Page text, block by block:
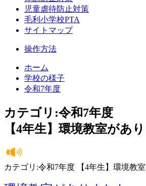
児童虐待防止対策
毛利小学校PTA
サイトマップ
操作方法
ホーム
学校の様子
令和7年度
カテゴリ:令和7年度
【4年生】環境教室があ
カテゴリ:令和7年度 【4年生】環境教